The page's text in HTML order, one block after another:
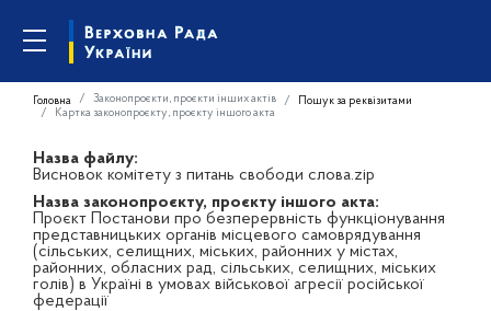
Головна Законопроєкти, проєкти інших актів
Пошук за реквізитами
Картка законопроєкту, проєкту іншого акта
Назва файлу:
Висновок комітету з питань свободи слова.zip
Назва законопроєкту, проєкту іншого акта:
Проєкт Постанови про безперервність функціонування
представницьких органів місцевого самоврядування
(сільських, селищних, міських, районних у містах,
районних, обласних рад, сільських, селищних, міських
голів) в Україні в умовах військової агресії російської
федерації